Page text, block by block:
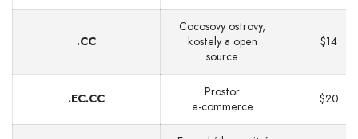
.CC
Cocosovy ostrovy,
kostely a open
source
$14
.EC.CC
Prostor
e‑commerce
$20